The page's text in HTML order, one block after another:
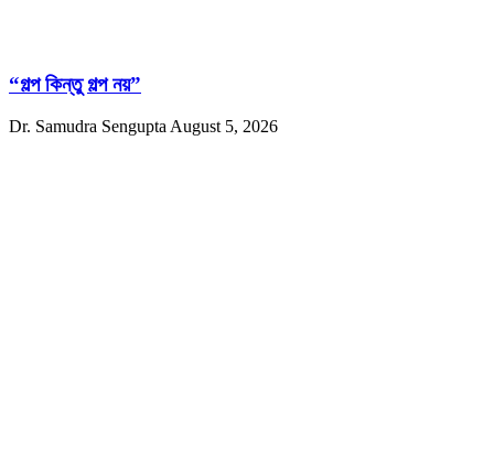
“গল্প কিন্তু গল্প নয়”
Dr. Samudra SenguptaAugust 5, 2026